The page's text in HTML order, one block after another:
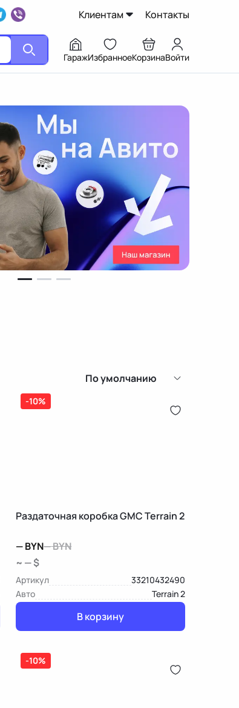
Клиентам Контакты
ГаражИзбранноеКорзинаВойти
По умолчанию
-10%
Раздаточная коробка GMC Terrain 2
—BYN—BYN
~ — $
Артикул
33210432490
Авто
Terrain 2
В корзину
-10%